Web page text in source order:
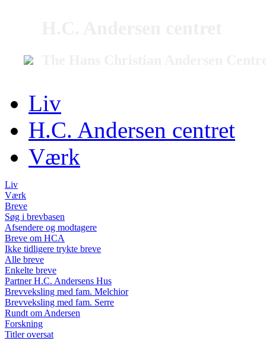
Liv
H.C. Andersen centret
Værk
Liv
Værk
Breve
Søg i brevbasen
Afsendere og modtagere
Breve om HCA
Ikke tidligere trykte breve
Alle breve
Enkelte breve
Partner H.C. Andersens Hus
Brevveksling med fam. Melchior
Brevveksling med fam. Serre
Rundt om Andersen
Forskning
Titler oversat